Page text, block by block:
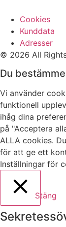
Cookies
Kunddata
Adresser
© 2026 All
Du
Vi använder
funktionell
ihåg dina
på "Acceptera
ALLA cookies.
för att ge ett
Inställningar för
Stäng